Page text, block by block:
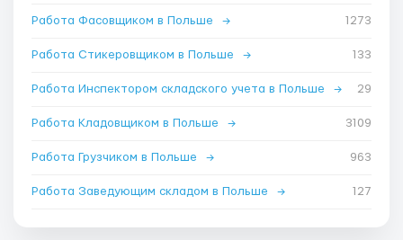
Работа Фасовщиком в Польше → 1273
Работа Стикеровщиком в Польше → 133
Работа Инспектором складского учета в Польше → 29
Работа Кладовщиком в Польше → 3109
Работа Грузчиком в Польше → 963
Работа Заведующим складом в Польше → 127